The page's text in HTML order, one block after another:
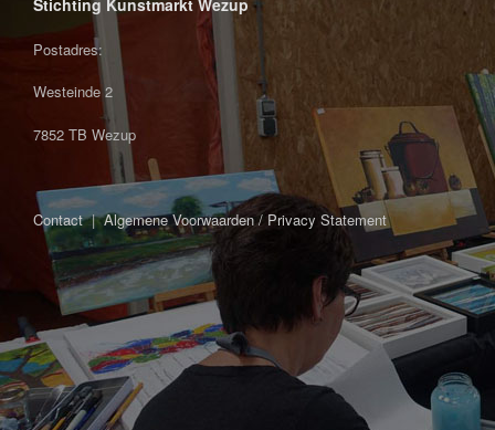
Postadres:
Westeinde 2
7852 TB Wezup
Contact|Algemene Voorwaarden / Privacy Statement